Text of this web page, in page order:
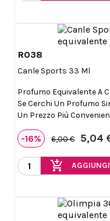
R038
Canle Sports 33 Ml
Profumo Equivalente A
Se Cerchi Un Profumo
Un Prezzo Più
-16% 6,00 € 5,04
add_shopping_cart